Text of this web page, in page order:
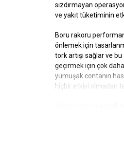
sızdırmayan
ve yakıt tüketiminin
Boru rakoru
önlemek için
tork artışı sağlar ve
geçirmek için çok
yumuşak contanın
hiçbir etkisi olmadan
Borular veya